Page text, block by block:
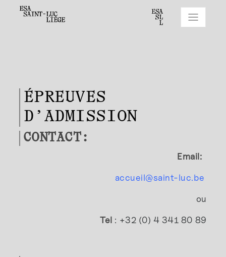
ÉPREUVES
D’ADMISSION
CONTACT:
Email:
accueil@saint-luc.be
ou
Tel : +32 (0) 4 341 80 89